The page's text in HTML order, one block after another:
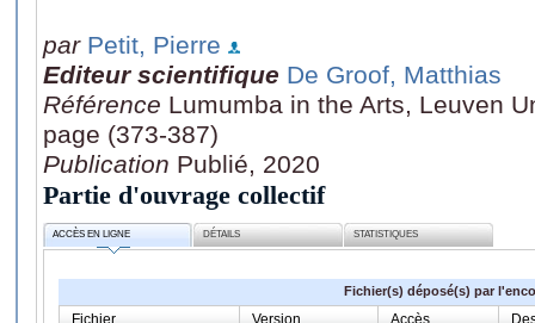
par Petit, Pierre
Editeur scientifique De Groof, Matthias
Référence Lumumba in the Arts, Leuven
page (373-387)
Publication Publié, 2020
Partie d'ouvrage collectif
ACCÈS EN LIGNE DÉTAILS STATISTIQUES
Fichier(s) déposé(s) par
Fichier Version Accès